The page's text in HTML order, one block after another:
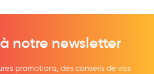
notre newsletter
promotions, des conseils de vos